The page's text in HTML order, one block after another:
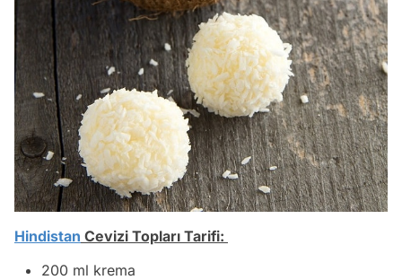
Hindistan Cevizi Topları Tarifi:
200 ml krema